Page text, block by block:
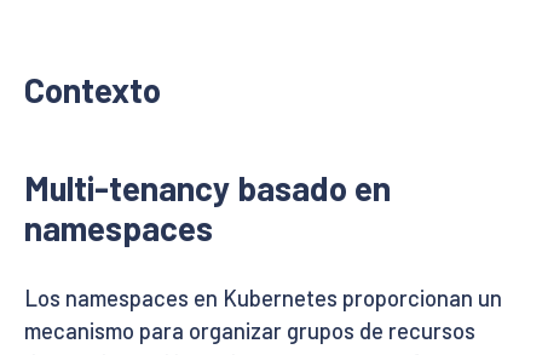
Contexto
Multi-tenancy basado en
namespaces
Los namespaces en Kubernetes proporcionan un
mecanismo para organizar grupos de recursos